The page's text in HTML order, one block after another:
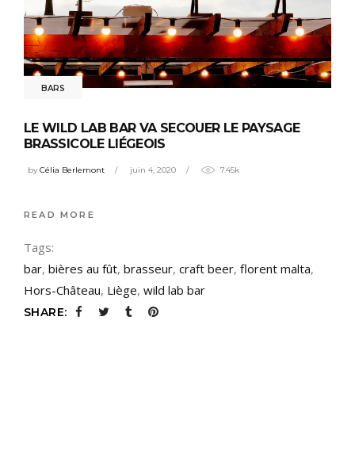
BARS
LE WILD LAB BAR VA SECOUER LE PAYSAGE
BRASSICOLE LIÉGEOIS
byCélia Berlemont juin 4, 2020 7.45k
READ MORE
Tags:
bar, bières au fût, brasseur, craft beer, florent malta,
Hors-Château, Liège, wild lab bar
SHARE: